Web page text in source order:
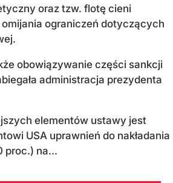
oraz tzw. flotę cieni
ograniczeń dotyczących
obowiązywanie części sankcji
administracja prezydenta
elementów ustawy jest
USA uprawnień do nakładania
proc.) na...